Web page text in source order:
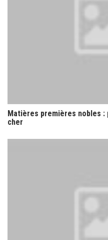
Matières premières nobles :
cher